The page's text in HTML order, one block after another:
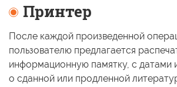
Принтер
После каждой произведенной
пользователю предлагается
информационную памятку, с датами
о сданной или продленной